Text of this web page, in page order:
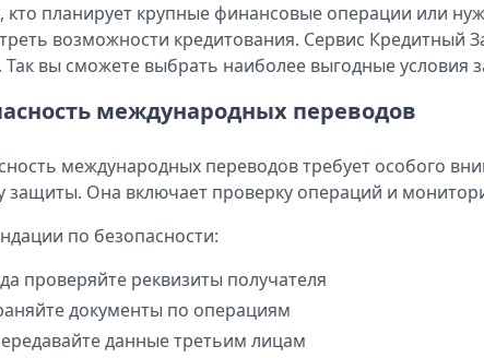
кто планирует крупные финансовые операции или
возможности кредитования. Сервис Кредитный
Так вы сможете выбрать наиболее выгодные условия
международных переводов
международных переводов требует особого
защиты. Она включает проверку операций и
по безопасности:
проверяйте реквизиты получателя
документы по операциям
данные третьим лицам